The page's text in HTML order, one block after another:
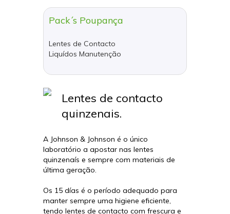
Pack´s Poupança
Lentes de Contacto
Liquídos Manutenção
Lentes de contacto
quinzenais.
A Johnson & Johnson é o único
laboratório a apostar nas lentes
quinzenaís e sempre com materiais de
última geração.
Os 15 días é o período adequado para
manter sempre uma higiene eficiente,
tendo lentes de contacto com frescura e